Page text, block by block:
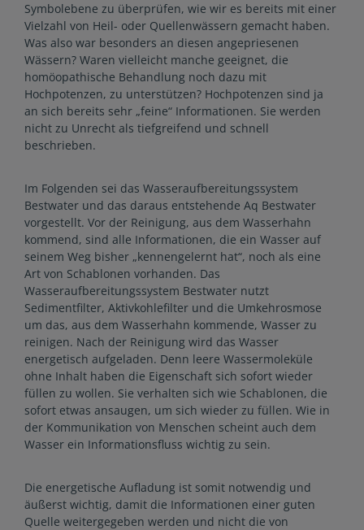
Symbolebene zu überprüfen, wie wir es bereits mit einer
Vielzahl von Heil- oder Quellenwässern gemacht haben.
Was also war besonders an diesen angepriesenen
Wässern? Waren vielleicht manche geeignet, die
homöopathische Behandlung noch dazu mit
Hochpotenzen, zu unterstützen? Hochpotenzen sind ja
an sich bereits sehr „feine“ Informationen. Sie werden
nicht zu Unrecht als tiefgreifend und schnell
beschrieben.
Im Folgenden sei das Wasseraufbereitungssystem
Bestwater und das daraus entstehende Aq Bestwater
vorgestellt. Vor der Reinigung, aus dem Wasserhahn
kommend, sind alle Informationen, die ein Wasser auf
seinem Weg bisher „kennengelernt hat“, noch als eine
Art von Schablonen vorhanden. Das
Wasseraufbereitungssystem Bestwater nutzt
Sedimentfilter, Aktivkohlefilter und die Umkehrosmose
um das, aus dem Wasserhahn kommende, Wasser zu
reinigen. Nach der Reinigung wird das Wasser
energetisch aufgeladen. Denn leere Wassermoleküle
ohne Inhalt haben die Eigenschaft sich sofort wieder
füllen zu wollen. Sie verhalten sich wie Schablonen, die
sofort etwas ansaugen, um sich wieder zu füllen. Wie in
der Kommunikation von Menschen scheint auch dem
Wasser ein Informationsfluss wichtig zu sein.
Die energetische Aufladung ist somit notwendig und
äußerst wichtig, damit die Informationen einer guten
Quelle weitergegeben werden und nicht die von